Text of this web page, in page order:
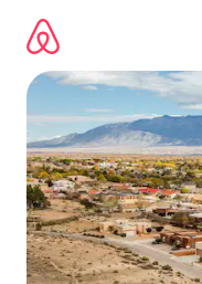
содржина